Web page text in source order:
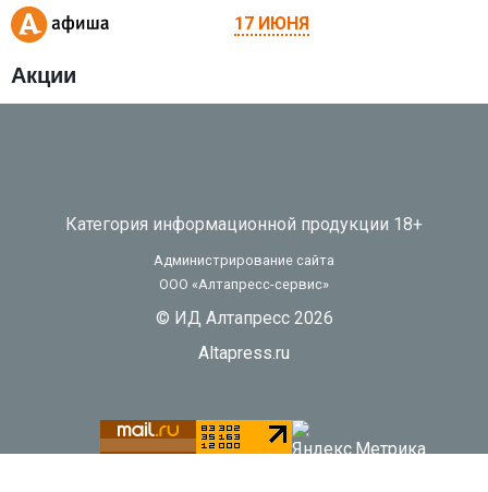
17 ИЮНЯ
Акции
Категория информационной продукции 18+
Администрирование сайта
ООО «Алтапресс-сервис»
© ИД Алтапресс 2026
Altapress.ru